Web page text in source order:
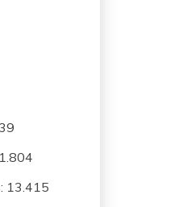
1.804
13.415